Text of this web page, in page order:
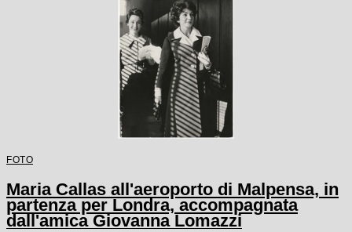
FOTO
Maria Callas all'aeroporto di Malpensa, in
partenza per Londra, accompagnata
dall'amica Giovanna Lomazzi